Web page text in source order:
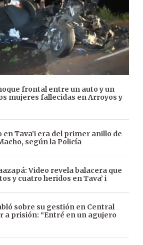
frontal entre un auto y un
mujeres fallecidas en Arroyos y
en Tava’i era del primer anillo de
según la Policía
Video revela balacera que
y cuatro heridos en Tava’ i
sobre su gestión en Central
a prisión: “Entré en un agujero